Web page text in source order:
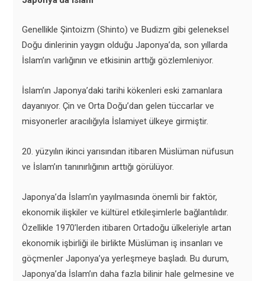
Genellikle Şintoizm (Shinto) ve Budizm gibi geleneksel
Doğu dinlerinin yaygın olduğu Japonya’da, son yıllarda
İslam’ın varlığının ve etkisinin arttığı gözlemleniyor.
İslam’ın Japonya’daki tarihi kökenleri eski zamanlara
dayanıyor. Çin ve Orta Doğu’dan gelen tüccarlar ve
misyonerler aracılığıyla İslamiyet ülkeye girmiştir.
20. yüzyılın ikinci yarısından itibaren Müslüman nüfusun
ve İslam’ın tanınırlığının arttığı görülüyor.
Japonya’da İslam’ın yayılmasında önemli bir faktör,
ekonomik ilişkiler ve kültürel etkileşimlerle bağlantılıdır.
Özellikle 1970’lerden itibaren Ortadoğu ülkeleriyle artan
ekonomik işbirliği ile birlikte Müslüman iş insanları ve
göçmenler Japonya’ya yerleşmeye başladı. Bu durum,
Japonya’da İslam’ın daha fazla bilinir hale gelmesine ve